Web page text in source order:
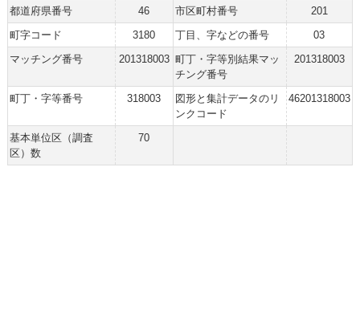
都道府県番号 46 市区町村番号
201
町字コード
3180 丁目、字などの番号
03
マッチング番号
201318003 町丁・字等別結果マッ
チング番号
201318003
町丁・字等番号 318003
図形と集計データのリ
ンクコード
46201318003
基本単位区（調査
区）数
70